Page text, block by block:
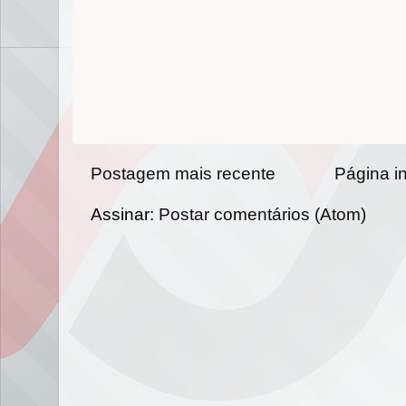
Postagem mais recente Página
Assinar: Postar comentários (Atom)